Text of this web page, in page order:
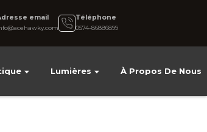
email Téléphone
0574-86886899
Lumières À Propos De Nous